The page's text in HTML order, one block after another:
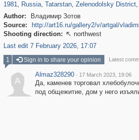
1981, Russia, Tatarstan, Zelenodolsky District,
Author:
Владимир Зотов
Source:
http://art16.ru/gallery2/v/artgal/
Shooting direction:  northwest
Last edit 7 February 2026, 17:07
1 Sign in to share your opinion Latest
A
Almaz328290 · 17 March 2023, 19:06
Да, каменев торговал
под общежитие, дом у него